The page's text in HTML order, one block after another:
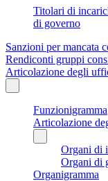
Titolari di
di governo
Sanzioni per mancata
Rendiconti gruppi
Articolazione degli
Funzionigramma
Articolazione
Organi di
Organi di
Organigramma